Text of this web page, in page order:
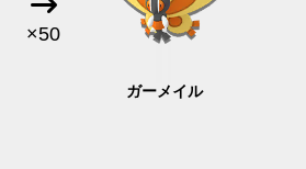
×50
ガーメイル